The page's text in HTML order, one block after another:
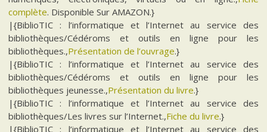
complète. Disponible Sur AMAZON.}
|{BiblioTIC : l’informatique et l’Internet au service des
bibliothèques/Cédéroms et outils en ligne pour les
bibliothèques.,Présentation de l’ouvrage.}
|{BiblioTIC : l’informatique et l’Internet au service des
bibliothèques/Cédéroms et outils en ligne pour les
bibliothèques jeunesse.,Présentation du livre.}
|{BiblioTIC : l’informatique et l’Internet au service des
bibliothèques/Les livres sur l’Internet.,Fiche du livre.}
|{BiblioTIC : l’informatique et l’Internet au service des